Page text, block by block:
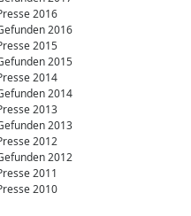
2016
2016
2015
2015
2014
2014
2013
2013
2012
2012
2011
2010